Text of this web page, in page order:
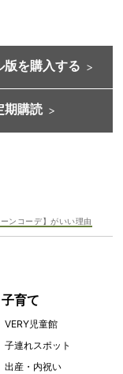
版を購入する
期購読
ンコーデ】がいい理由
子育て
VERY児童館
子連れスポット
出産・内祝い